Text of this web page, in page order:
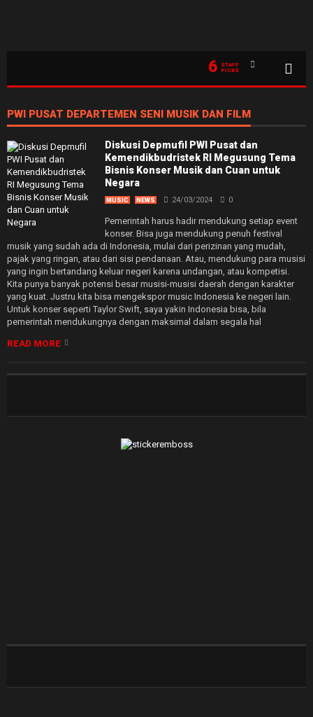
6
STAFF
PICKS
PWI PUSAT DEPARTEMEN SENI MUSIK DAN FILM
Diskusi Depmufil PWI Pusat dan
Kemendikbudristek RI Megusung Tema
Bisnis Konser Musik dan Cuan untuk
Negara
MUSIC NEWS 24/03/2024 0
Pemerintah harus hadir mendukung setiap event
konser. Bisa juga mendukung penuh festival
musik yang sudah ada di Indonesia, mulai dari perizinan yang mudah,
pajak yang ringan, atau dari sisi pendanaan. Atau, mendukung para musisi
yang ingin bertandang keluar negeri karena undangan, atau kompetisi.
Kita punya banyak potensi besar musisi-musisi daerah dengan karakter
yang kuat. Justru kita bisa mengekspor music Indonesia ke negeri lain.
Untuk konser seperti Taylor Swift, saya yakin Indonesia bisa, bila
pemerintah mendukungnya dengan maksimal dalam segala hal
READ MORE